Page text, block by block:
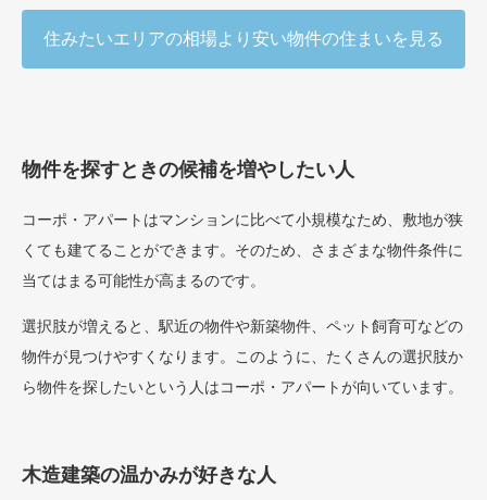
住みたいエリアの相場より安い物件の住まいを見る
物件を探すときの候補を増やしたい人
コーポ・アパートはマンションに比べて小規模なため、敷地が狭
くても建てることができます。そのため、さまざまな物件条件に
当てはまる可能性が高まるのです。
選択肢が増えると、駅近の物件や新築物件、ペット飼育可などの
物件が見つけやすくなります。このように、たくさんの選択肢か
ら物件を探したいという人はコーポ・アパートが向いています。
木造建築の温かみが好きな人